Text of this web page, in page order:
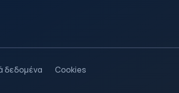
δεδομένα Cookies